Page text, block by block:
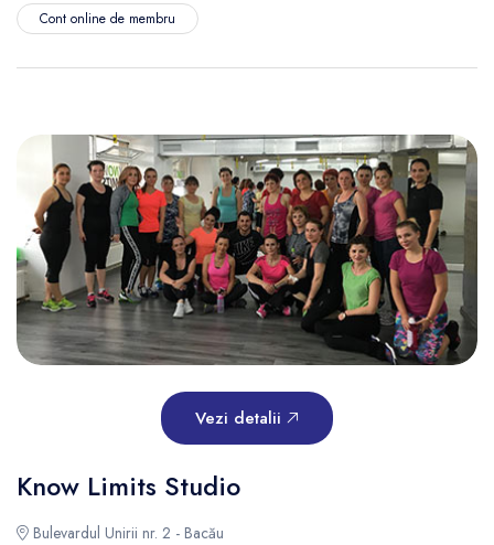
Cont online de membru
Vezi detalii
Know Limits Studio
Bulevardul Unirii nr. 2 - Bacău